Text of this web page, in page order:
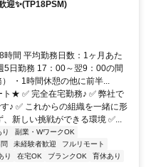
迎✨(TP18PSM)
間 平均勤務日数：1ヶ月あた
日勤務 17：00～翌9：00の間
・1時間休憩の他に前半...
★ ✅ 完全在宅勤務♪ ✅ 弊社で
♪ ✅ これからの組織を一緒に形
新しい挑戦ができる環境 ✅...
副業・WワークOK
未経験者歓迎
フルリモート
り 在宅OK ブランクOK
育休あり